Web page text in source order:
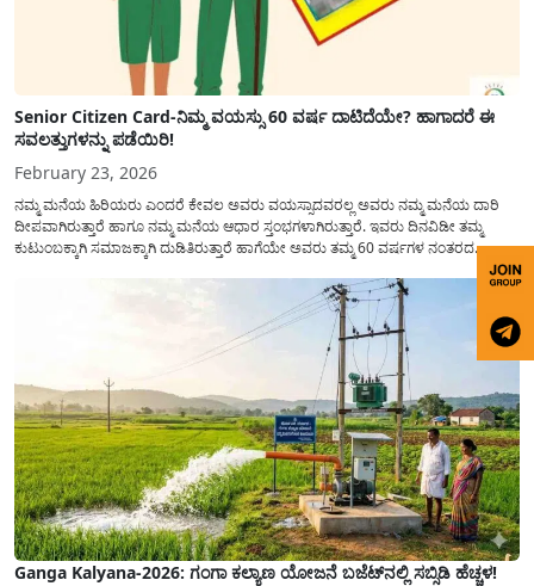
Senior Citizen Card-ನಿಮ್ಮ ವಯಸ್ಸು 60 ವರ್ಷ ದಾಟಿದೆಯೇ? ಹಾಗಾದರೆ ಈ
ಸವಲತ್ತುಗಳನ್ನು ಪಡೆಯಿರಿ!
February 23, 2026
ನಮ್ಮ ಮನೆಯ ಹಿರಿಯರು ಎಂದರೆ ಕೇವಲ ಅವರು ವಯಸ್ಸಾದವರಲ್ಲ ಅವರು ನಮ್ಮ ಮನೆಯ ದಾರಿ
ದೀಪವಾಗಿರುತ್ತಾರೆ ಹಾಗೂ ನಮ್ಮ ಮನೆಯ ಆಧಾರ ಸ್ತಂಭಗಳಾಗಿರುತ್ತಾರೆ. ಇವರು ದಿನವಿಡೀ ತಮ್ಮ
ಕುಟುಂಬಕ್ಕಾಗಿ ಸಮಾಜಕ್ಕಾಗಿ ದುಡಿತಿರುತ್ತಾರೆ ಹಾಗೆಯೇ ಅವರು ತಮ್ಮ 60 ವರ್ಷಗಳ ನಂತರದ
ಜೀವನವನ್ನು ನೆಮ್ಮದಿಯಿಂದ ಕಳೆಯಬೇಕೆಂಬುದು ಪ್ರತಿಯೊಬ್ಬರ ಕನಸಾಗಿರುತ್ತದೆ ಆದ್ದರಿಂದ ಸರ್ಕಾರವು
Ganga Kalyana-2026: ಗಂಗಾ ಕಲ್ಯಾಣ ಯೋಜನೆ ಬಜೆಟ್‌ನಲ್ಲಿ ಸಬ್ಸಿಡಿ ಹೆಚ್ಚಳ!